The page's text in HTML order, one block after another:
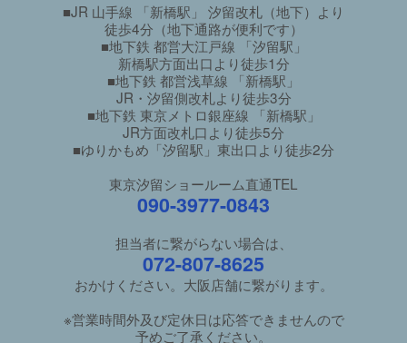
■JR 山手線 「新橋駅」 汐留改札（地下）より
徒歩4分（地下通路が便利です）
■地下鉄 都営大江戸線 「汐留駅」
新橋駅方面出口より徒歩1分
■地下鉄 都営浅草線 「新橋駅」
JR・汐留側改札より徒歩3分
■地下鉄 東京メトロ銀座線 「新橋駅」
JR方面改札口より徒歩5分
■ゆりかもめ「汐留駅」東出口より徒歩2分
東京汐留ショールーム直通TEL
090-3977-0843
担当者に繋がらない場合は、
072-807-8625
おかけください。大阪店舗に繋がります。
※営業時間外及び定休日は応答できませんので
予めご了承ください。